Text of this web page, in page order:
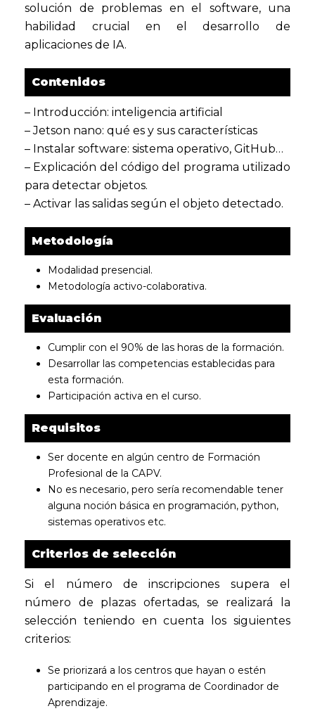
solución de problemas en el software, una
habilidad crucial en el desarrollo de
aplicaciones de IA.
Contenidos
– Introducción: inteligencia artificial
– Jetson nano: qué es y sus características
– Instalar software: sistema operativo, GitHub…
– Explicación del código del programa utilizado
para detectar objetos.
– Activar las salidas según el objeto detectado.
Metodología
Modalidad presencial.
Metodología activo-colaborativa.
Evaluación
Cumplir con el 90% de las horas de la formación.
Desarrollar las competencias establecidas para
esta formación.
Participación activa en el curso.
Requisitos
Ser docente en algún centro de Formación
Profesional de la CAPV.
No es necesario, pero sería recomendable tener
alguna noción básica en programación, python,
sistemas operativos etc.
Criterios de selección
Si el número de inscripciones supera el
número de plazas ofertadas, se realizará la
selección teniendo en cuenta los siguientes
criterios:
Se priorizará a los centros que hayan o estén
participando en el programa de Coordinador de
Aprendizaje.